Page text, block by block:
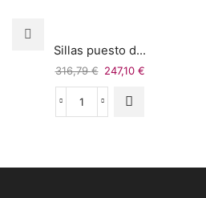
Sillas puesto d...
316,79€ 247,10 €